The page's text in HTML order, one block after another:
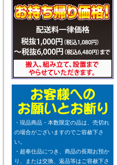
・現品商品・本数限定の品は、売切れ
の場合がございますのでご容赦下さ
い。
・超奉仕品につき、商品の長期お預か
り、または交換、返品等はご容赦下さ